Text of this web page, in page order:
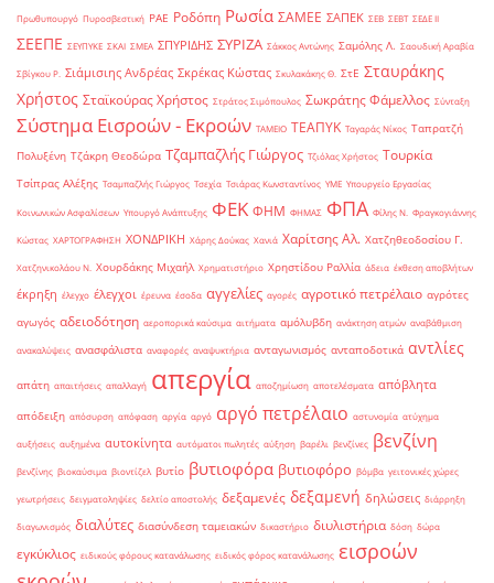
Πρωθυπουργό Πυροσβεστική ΡΑΕ Ροδόπη Ρωσία ΣΑΜΕΕ ΣΑΠΕΚ ΣΕΒ ΣΕΒΤ ΣΕΔΕ ΙΙ
ΣΕΕΠΕ ΣΕΥΠΥΚΕ ΣΚΑΙ ΣΜΕΑ ΣΠΥΡΙΔΗΣ ΣΥΡΙΖΑ Σάκκος Αντώνης Σαμόλης Λ. Σαουδική Αραβία
Σβίγκου Ρ. Σιάμισιης Ανδρέας Σκρέκας Κώστας Σκυλακάκης Θ. ΣτΕ Σταυράκης
Χρήστος Σταϊκούρας Χρήστος Στράτος Σιμόπουλος Σωκράτης Φάμελλος Σύνταξη
Σύστημα Εισροών - Εκροών ΤΑΜΕΙΟ ΤΕΑΠΥΚ Ταγαράς Νίκος Ταπρατζή
Πολυξένη Τζάκρη Θεοδώρα Τζαμπαζλής Γιώργος Τζιόλας Χρήστος Τουρκία
Τσίπρας Αλέξης Τσαμπαζλής Γιώργος Τσεχία Τσιάρας Κωνσταντίνος ΥΜΕ Υπουργείο Εργασίας
Κοινωνικών Ασφαλίσεων Υπουργό Ανάπτυξης ΦΕΚ ΦΗΜ ΦΗΜΑΣ ΦΠΑ Φίλης Ν. Φραγκογιάννης
Κώστας ΧΑΡΤΟΓΡΑΦΗΣΗ ΧΟΝΔΡΙΚΗ Χάρης Δούκας Χανιά Χαρίτσης Αλ. Χατζηθεοδοσίου Γ.
Χατζηνικολάου Ν. Χουρδάκης Μιχαήλ Χρηματιστήριο Χρηστίδου Ραλλία άδεια έκθεση αποβλήτων
έκρηξη έλεγχο έλεγχοι έρευνα έσοδα αγγελίες αγορές αγροτικό πετρέλαιο αγρότες
αγωγός αδειοδότηση αεροπορικά καύσιμα αιτήματα αμόλυβδη ανάκτηση ατμών αναβάθμιση
ανακαλύψεις ανασφάλιστα αναφορές αναψυκτήρια ανταγωνισμός ανταποδοτικά αντλίες
απάτη απαιτήσεις απαλλαγή απεργία αποζημίωση αποτελέσματα απόβλητα
απόδειξη απόσυρση απόφαση αργία αργό αργό πετρέλαιο αστυνομία ατύχημα
αυξήσεις αυξημένα αυτοκίνητα αυτόματοι πωλητές αύξηση βαρέλι βενζίνες βενζίνη
βενζίνης βιοκαύσιμα βιοντίζελ βυτίο βυτιοφόρα βυτιοφόρο βόμβα γειτονικές χώρες
γεωτρήσεις δειγματοληψίες δελτίο αποστολής δεξαμενές δεξαμενή δηλώσεις διάρρηξη
διαγωνισμός διαλύτες διασύνδεση ταμειακών δικαστήριο διυλιστήρια δόση δώρα
εγκύκλιος ειδικούς φόρους κατανάλωσης ειδικός φόρος κατανάλωσης εισροών